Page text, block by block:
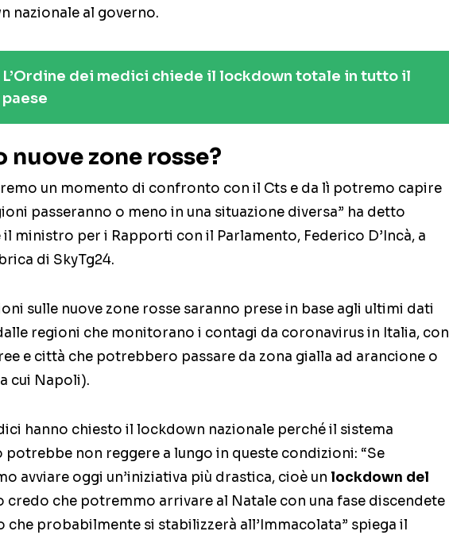
nazionale al governo.
L’Ordine dei medici chiede il lockdown totale in tutto il
paese
nuove zone rosse?
un momento di confronto con il Cts e da lì potremo capire
passeranno o meno in una situazione diversa” ha detto
il ministro per i Rapporti con il Parlamento, Federico D’Incà, a
di SkyTg24.
sulle nuove zone rosse saranno prese in base agli ultimi dati
regioni che monitorano i contagi da coronavirus in Italia, con
e città che potrebbero passare da zona gialla ad arancione o
cui Napoli).
hanno chiesto il lockdown nazionale perché il sistema
potrebbe non reggere a lungo in queste condizioni: “Se
avviare oggi un’iniziativa più drastica, cioè un lockdown del
credo che potremmo arrivare al Natale con una fase discendete
che probabilmente si stabilizzerà all’Immacolata” spiega il